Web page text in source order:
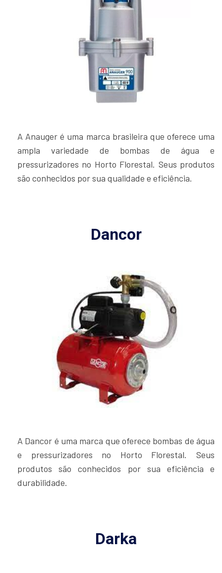
A Anauger é uma marca brasileira que oferece uma
ampla variedade de bombas de água e
pressurizadores no Horto Florestal. Seus produtos
são conhecidos por sua qualidade e eficiência.
Dancor
A Dancor é uma marca que oferece bombas de água
e pressurizadores no Horto Florestal. Seus
produtos são conhecidos por sua eficiência e
durabilidade.
Darka